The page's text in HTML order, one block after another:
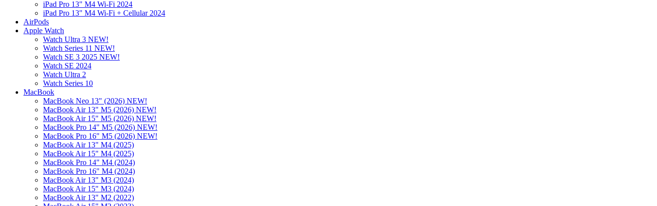
iPad Pro 13" M4 Wi-Fi 2024
iPad Pro 13" M4 Wi-Fi + Cellular 2024
AirPods
Apple Watch
Watch Ultra 3 NEW!
Watch Series 11 NEW!
Watch SE 3 2025 NEW!
Watch SE 2024
Watch Ultra 2
Watch Series 10
MacBook
MacBook Neo 13" (2026) NEW!
MacBook Air 13" M5 (2026) NEW!
MacBook Air 15" M5 (2026) NEW!
MacBook Pro 14" M5 (2026) NEW!
MacBook Pro 16" M5 (2026) NEW!
MacBook Air 13" M4 (2025)
MacBook Air 15" M4 (2025)
MacBook Pro 14" M4 (2024)
MacBook Pro 16" M4 (2024)
MacBook Air 13" M3 (2024)
MacBook Air 15" M3 (2024)
MacBook Air 13" M2 (2022)